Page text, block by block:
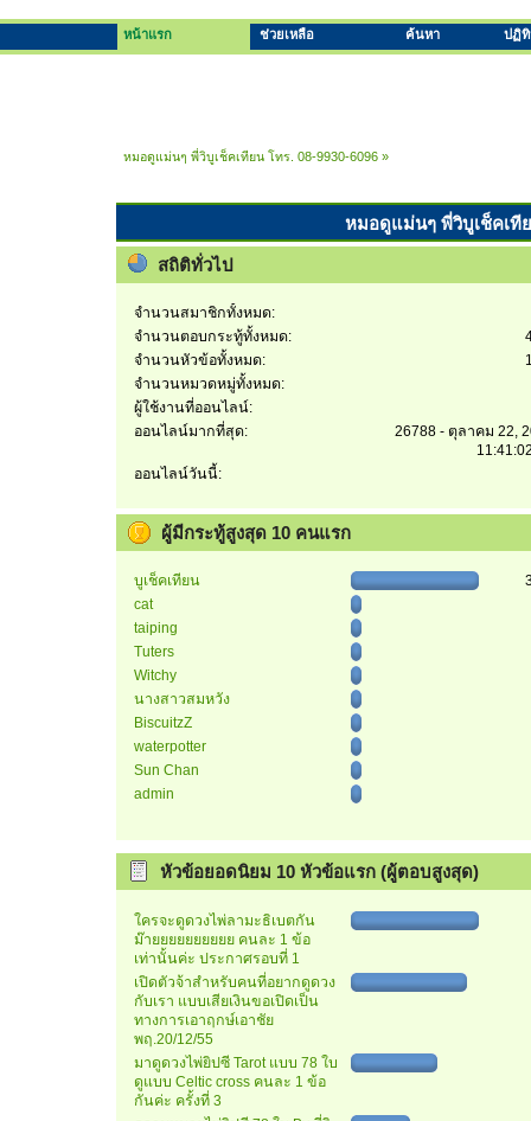
หน้าแรก ช่วยเหลือ ค้นหา ปฏิ
หมอดูแม่นๆ พี่วิบูเช็คเทียน โทร. 08-9930-6096 »
หมอดูแม่นๆ พี่วิบูเช็คเที
สถิติทั่วไป
จำนวนสมาชิกทั้งหมด:
จำนวนตอบกระทู้ทั้งหมด:
จำนวนหัวข้อทั้งหมด:
จำนวนหมวดหมู่ทั้งหมด:
ผู้ใช้งานที่ออนไลน์:
ออนไลน์มากที่สุด:
26788 - ตุลาคม 22,
ออนไลน์วันนี้:
ผู้มีกระทู้สูงสุด 10 คนแรก
บูเช็คเทียน
cat
taiping
Tuters
Witchy
นางสาวสมหวัง
BiscuitzZ
waterpotter
Sun Chan
admin
หัวข้อยอดนิยม 10 หัวข้อแรก (ผู้ตอบสูงสุด)
ใครจะดูดวงไพ่ลามะธิเบตกัน
ม๊ายยยยยยยยยย คนละ 1 ข้อ
เท่านั้นค่ะ ประกาศรอบที่ 1
เปิดตัวจ้าสำหรับคนที่อยากดูดวง
กับเรา แบบเสียเงินขอเปิดเป็น
ทางการเอาฤกษ์เอาชัย
พฤ.20/12/55
มาดูดวงไพ่ยิปซี Tarot แบบ 78 ใบ
ดูแบบ Celtic cross คนละ 1 ข้อ
กันค่ะ ครั้งที่ 3